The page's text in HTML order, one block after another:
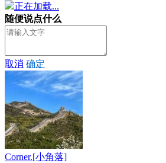
正在加载...
随便说点什么
取消 确定
Corner.[小角落]